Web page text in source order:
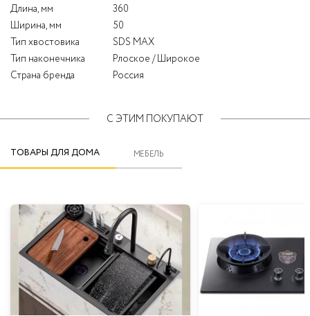
Длина, мм
360
Ширина, мм
50
Тип хвостовика
SDS MAX
Тип наконечника
Рлоское / Широкое
Страна бренда
Россия
С ЭТИМ ПОКУПАЮТ
ТОВАРЫ ДЛЯ ДОМА МЕБЕЛЬ